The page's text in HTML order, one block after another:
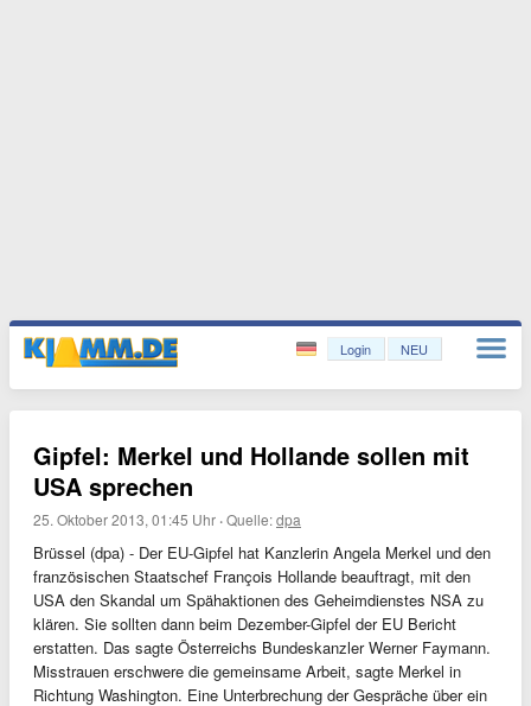
Login NEU
Gipfel: Merkel und Hollande sollen mit
USA sprechen
25. Oktober 2013, 01:45 Uhr ·Quelle:dpa
Brüssel (dpa) - Der EU-Gipfel hat Kanzlerin Angela Merkel und den
französischen Staatschef François Hollande beauftragt, mit den
USA den Skandal um Spähaktionen des Geheimdienstes NSA zu
klären. Sie sollten dann beim Dezember-Gipfel der EU Bericht
erstatten. Das sagte Österreichs Bundeskanzler Werner Faymann.
Misstrauen erschwere die gemeinsame Arbeit, sagte Merkel in
Richtung Washington. Eine Unterbrechung der Gespräche über ein